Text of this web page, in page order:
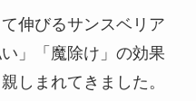
伸びるサンスベリア
」「魔除け」の効果
しまれてきました。